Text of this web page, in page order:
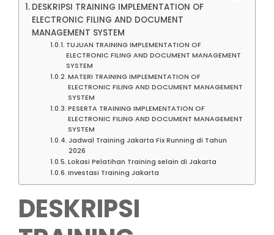
DESKRIPSI TRAINING IMPLEMENTATION OF
ELECTRONIC FILING AND DOCUMENT
MANAGEMENT SYSTEM
TUJUAN TRAINING IMPLEMENTATION OF
ELECTRONIC FILING AND DOCUMENT MANAGEMENT
SYSTEM
MATERI TRAINING IMPLEMENTATION OF
ELECTRONIC FILING AND DOCUMENT MANAGEMENT
SYSTEM
PESERTA TRAINING IMPLEMENTATION OF
ELECTRONIC FILING AND DOCUMENT MANAGEMENT
SYSTEM
Jadwal Training Jakarta Fix Running di Tahun
2026
Lokasi Pelatihan Training selain di Jakarta
Investasi Training Jakarta
DESKRIPSI